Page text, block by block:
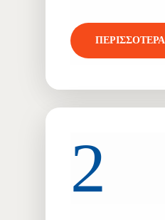
ΠΕΡΙΣΣΟΤΕΡΑ
2